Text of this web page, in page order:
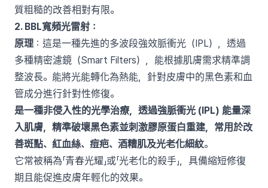
質粗糙的改善相對有限。
2. BBL寬頻光雷射：
原理 ：這是一種先進的多波段強效脈衝光（IPL），透過
多種精密濾鏡（Smart Filters），能根據肌膚需求精準調
整波長。能將光能轉化為熱能，針對皮膚中的黑色素和血
管成分進行針對性修復。
是一種非侵入性的光學治療，透過強脈衝光 (IPL) 能量深
入肌膚，精準破壞黑色素並刺激膠原蛋白重建，常用於改
善斑點、紅血絲、痘疤、酒糟肌及光老化細紋。
它常被稱為「青春光耀」或「光老化的殺手」，具備縮短修復
期且能促進皮膚年輕化的效果。